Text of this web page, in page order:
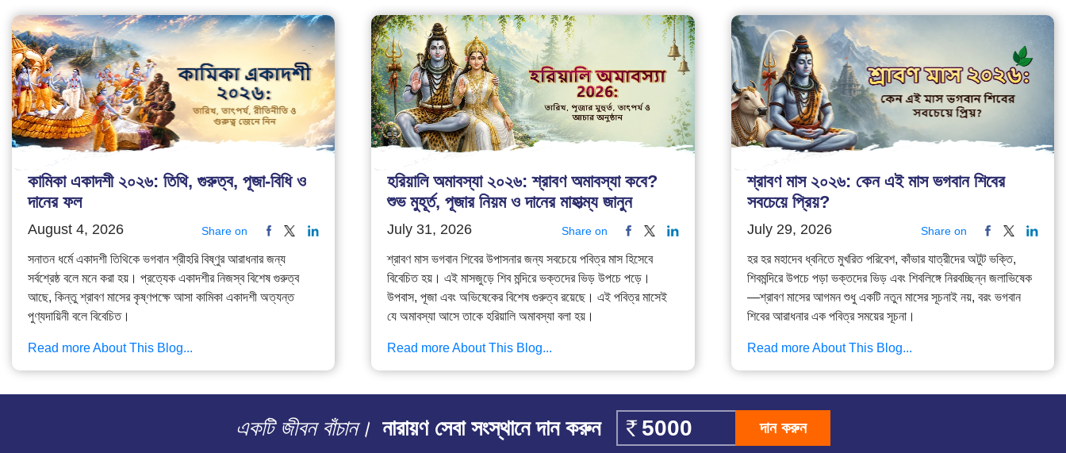
কামিকা একাদশী ২০২৬: তিথি, গুরুত্ব, পূজা-বিধি ও
দানের ফল
August 4, 2026 Share on
সনাতন ধর্মে একাদশী তিথিকে ভগবান শ্রীহরি বিষ্ণুর আরাধনার জন্য
সর্বশ্রেষ্ঠ বলে মনে করা হয়। প্রত্যেক একাদশীর নিজস্ব বিশেষ গুরুত্ব
আছে, কিন্তু শ্রাবণ মাসের কৃষ্ণপক্ষে আসা কামিকা একাদশী অত্যন্ত
পুণ্যদায়িনী বলে বিবেচিত।
Read more About This Blog...
হরিয়ালি অমাবস্যা ২০২৬: শ্রাবণ অমাবস্যা কবে?
শুভ মুহূর্ত, পূজার নিয়ম ও দানের মাহাত্ম্য জানুন
July 31, 2026 Share on
শ্রাবণ মাস ভগবান শিবের উপাসনার জন্য সবচেয়ে পবিত্র মাস হিসেবে
বিবেচিত হয়। এই মাসজুড়ে শিব মন্দিরে ভক্তদের ভিড় উপচে পড়ে।
উপবাস, পূজা এবং অভিষেকের বিশেষ গুরুত্ব রয়েছে। এই পবিত্র মাসেই
যে অমাবস্যা আসে তাকে হরিয়ালি অমাবস্যা বলা হয়।
Read more About This Blog...
শ্রাবণ মাস ২০২৬: কেন এই মাস ভগবান শিবের
সবচেয়ে প্রিয়?
July 29, 2026 Share on
হর হর মহাদেব ধ্বনিতে মুখরিত পরিবেশ, কাঁভার যাত্রীদের অটুট ভক্তি,
শিবমন্দিরে উপচে পড়া ভক্তদের ভিড় এবং শিবলিঙ্গে নিরবচ্ছিন্ন জলাভিষেক
—শ্রাবণ মাসের আগমন শুধু একটি নতুন মাসের সূচনাই নয়, বরং ভগবান
শিবের আরাধনার এক পবিত্র সময়ের সূচনা।
Read more About This Blog...
একটি জীবন বাঁচান। নারায়ণ সেবা সংস্থানে দান করুন দান করুন